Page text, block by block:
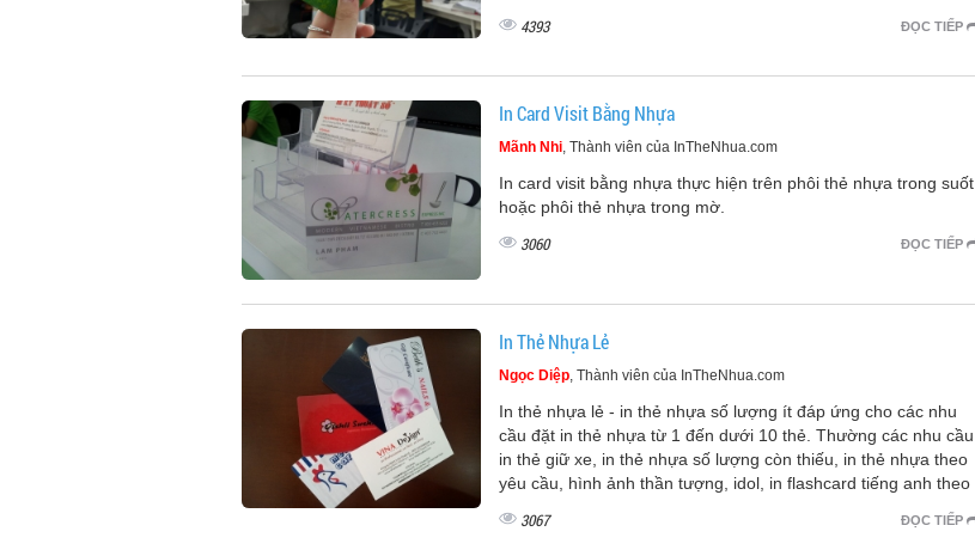
ĐỌC TIẾP
4393
In Card Visit Bằng Nhựa
Mãnh Nhi, Thành viên của InTheNhua.com
In card visit bằng nhựa thực hiện trên phôi thẻ nhựa trong suốt
hoặc phôi thẻ nhựa trong mờ.
ĐỌC TIẾP
3060
In Thẻ Nhựa Lẻ
Ngọc Diệp, Thành viên của InTheNhua.com
In thẻ nhựa lẻ - in thẻ nhựa số lượng ít đáp ứng cho các nhu
cầu đặt in thẻ nhựa từ 1 đến dưới 10 thẻ. Thường các nhu cầu
in thẻ giữ xe, in thẻ nhựa số lượng còn thiếu, in thẻ nhựa theo
yêu cầu, hình ảnh thần tượng, idol, in flashcard tiếng anh theo
ĐỌC TIẾP
3067